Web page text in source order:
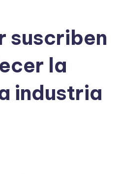
suscriben
la
industria